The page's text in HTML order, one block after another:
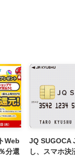
Web
分還
JQ SUGOCA
し、スマホ決